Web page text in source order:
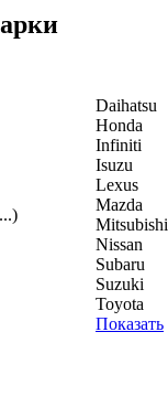
Daihatsu
Honda
Infiniti
Isuzu
Lexus
Mazda
Mitsubishi
Nissan
Subaru
Suzuki
Toyota
Показать